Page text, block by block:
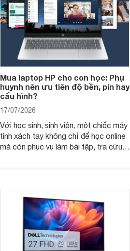
Mua laptop HP cho con học: Phụ
huynh nên ưu tiên độ bền, pin hay
cấu hình?
17/07/2026
Với học sinh, sinh viên, một chiếc máy
tính xách tay không chỉ để học online
mà còn phục vụ làm bài tập, tra cứu,
thay vì chỉ so sánh cấu hình trên giấy.